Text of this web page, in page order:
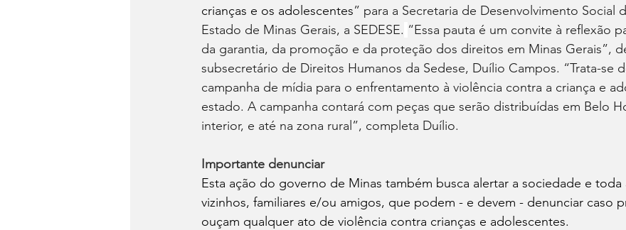
crianças e os adolescentes” para a Secretaria de Desenvolvimento Social
Estado de Minas Gerais, a SEDESE. “Essa pauta é um convite à reflexão
da garantia, da promoção e da proteção dos direitos em Minas Gerais”,
subsecretário de Direitos Humanos da Sedese, Duílio Campos. “Trata-se
campanha de mídia para o enfrentamento à violência contra a criança e
estado. A campanha contará com peças que serão distribuídas em Belo
interior, e até na zona rural”, completa Duílio.
Importante denunciar
Esta ação do governo de Minas também busca alertar a sociedade e toda
vizinhos, familiares e/ou amigos, que podem - e devem - denunciar caso
ouçam qualquer ato de violência contra crianças e adolescentes.